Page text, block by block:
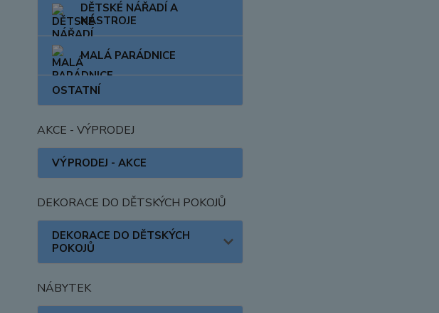
DĚTSKÉ NÁŘADÍ A
NÁSTROJE
MALÁ PARÁDNICE
OSTATNÍ
AKCE - VÝPRODEJ
VÝPRODEJ - AKCE
DEKORACE DO DĚTSKÝCH POKOJŮ
DEKORACE DO DĚTSKÝCH
POKOJŮ
NÁBYTEK